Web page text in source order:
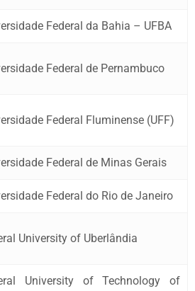
Federal da Bahia – UFBA
Federal de Pernambuco
Federal Fluminense (UFF)
Federal de Minas Gerais
Federal do Rio de Janeiro
University of Uberlândia
University of Technology of